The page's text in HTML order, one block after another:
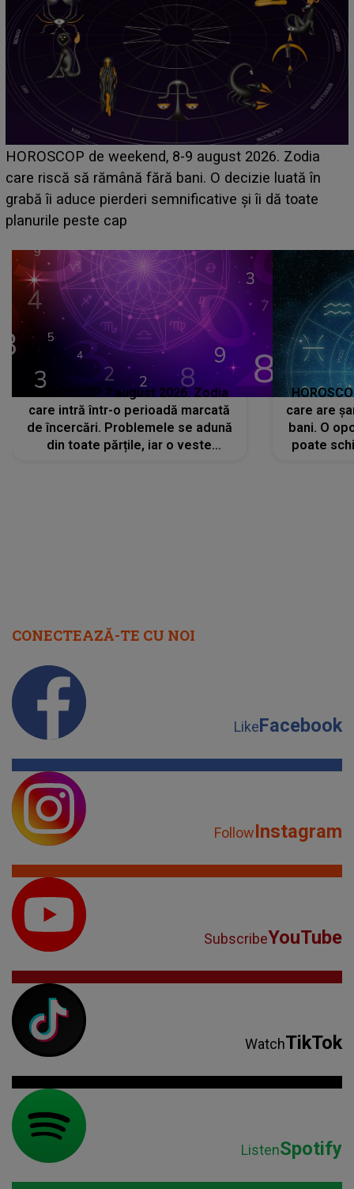
Emanuel a ținut ACEST DETALIU ASCUNS până
acum! În fața Alexandrei, concurentul din Casa Iubirii
face o MĂRTURISIRE NEAȘTEPTATĂ despre mama
sa: "I-am spus și ei în față, eu nu te iubesc pentru
HOROSCOP 7 august 2026. Zodia
care intră într-o perioadă marcată
de încercări. Problemele se adună
din toate părțile, iar o veste
care are
bani. O
poate
CONECTEAZĂ-TE CU NOI
LikeFacebook
FollowInstagram
SubscribeYouTube
WatchTikTok
ListenSpotify